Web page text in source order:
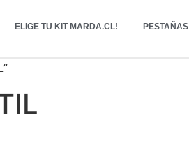
ELIGE TU KIT MARDA.CL! PESTAÑAS